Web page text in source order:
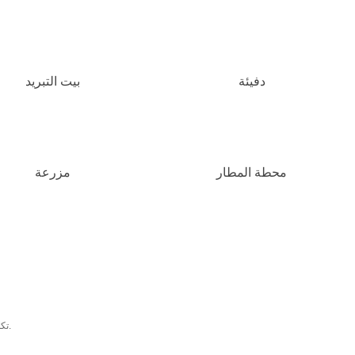
بيت التبريد دفيئة
مزرعة محطة المطار
تكلفة منخفضة: يمكن أن يتراوح سعر الوحدة من 35 دولارًا أمريكيًا/م2 إلى 70 دولارًا أمريكيًا/م2 وفقًا لمتطلبات العملاء.